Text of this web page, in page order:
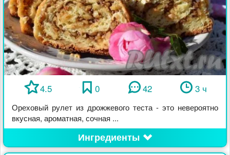
4.5 0 42 3 ч
Ореховый рулет из дрожжевого теста - это невероятно
вкусная, ароматная, сочная ...
Ингредиенты